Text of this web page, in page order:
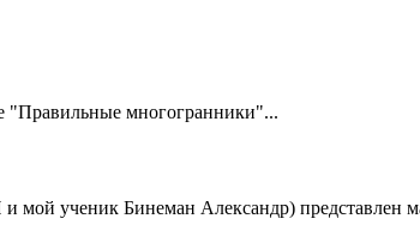
"Правильные многогранники"...
ученик Бинеман Александр) представлен